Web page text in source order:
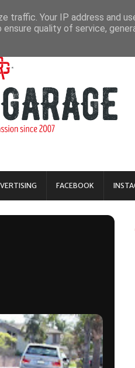
FACEBOOK
traffic. Your IP address and
quality of service,